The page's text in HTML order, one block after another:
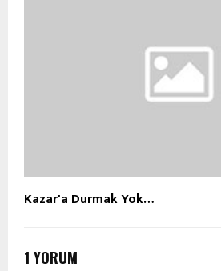
Kazar'a Durmak Yok…
1 YORUM